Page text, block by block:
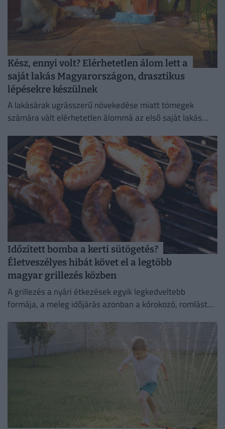
Kész, ennyi volt? Elérhetetlen álom lett a
saját lakás Magyarországon, drasztikus
lépésekre készülnek
A lakásárak ugrásszerű növekedése miatt tömegek
számára vált elérhetetlen álommá az első saját lakás
Időzített bomba a kerti sütögetés?
Életveszélyes hibát követ el a legtöbb
magyar grillezés közben
A grillezés a nyári étkezések egyik legkedveltebb
formája, a meleg időjárás azonban a kórokozó, romlást